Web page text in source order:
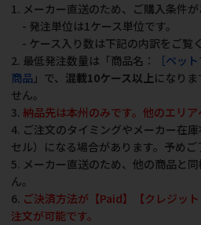
1. メーカー直送のため、ご購入条件が
- 発注単位は1ケース単位です。
- ケース入り数は下記の内訳をご覧
2. 最低発注数量は「商品名：
［ペッ
商品 」で、 混載10ケース以上になり
せん。
3. 納品先は本州のみです。他のエリア
4. ご注文のタイミングやメーカー在
セル）になる場合があります。予めご
5. メーカー直送のため、他の商品と
ん。
6. ご決済方法が【Paid】【クレジッ
注文が可能です。